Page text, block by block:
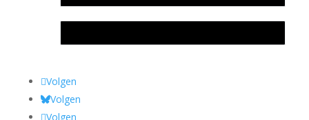
Volgen
Volgen
Volgen